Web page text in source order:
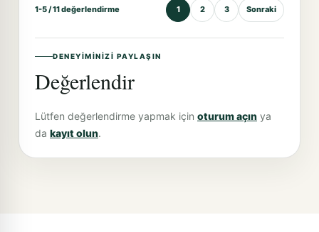
1-5 / 11 değerlendirme 1 2 3 Sonraki
DENEYIMINIZI PAYLAŞIN
Değerlendir
Lütfen değerlendirme yapmak için oturum açın ya
da kayıt olun.